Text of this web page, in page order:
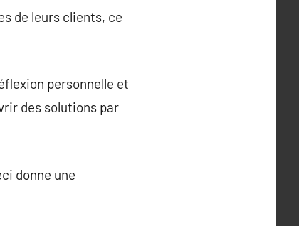
de leurs clients, ce
personnelle et
des solutions par
donne une